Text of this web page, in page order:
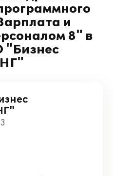
и
8" в
"Бизнес